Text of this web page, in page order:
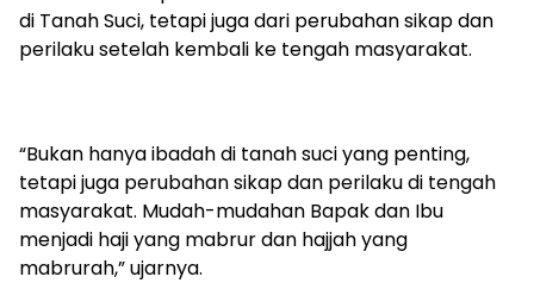
di Tanah Suci, tetapi juga dari perubahan sikap dan
perilaku setelah kembali ke tengah masyarakat.
“Bukan hanya ibadah di tanah suci yang penting,
tetapi juga perubahan sikap dan perilaku di tengah
masyarakat. Mudah-mudahan Bapak dan Ibu
menjadi haji yang mabrur dan hajjah yang
mabrurah,” ujarnya.